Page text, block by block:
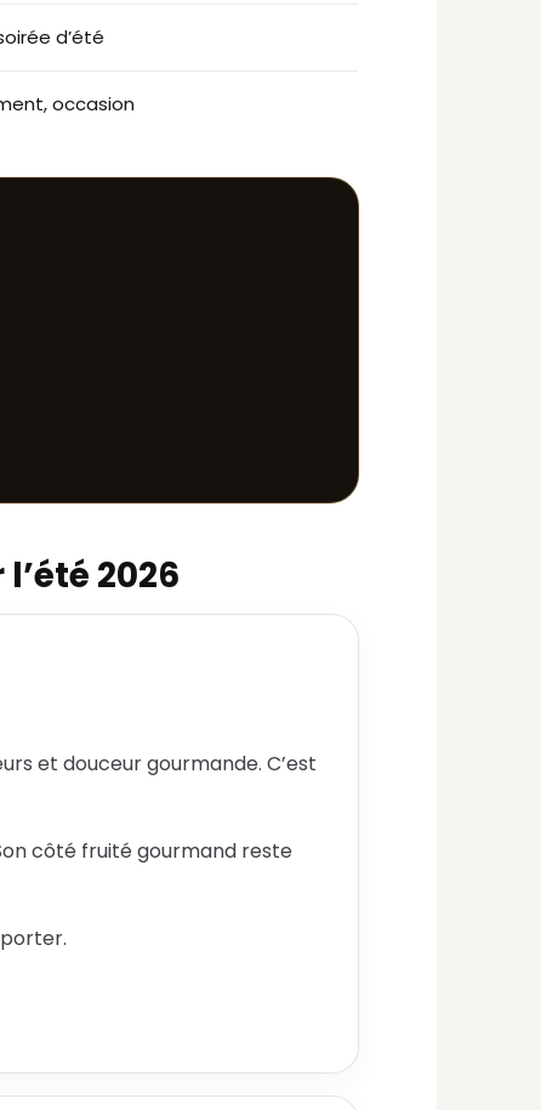
d’été
occasion
2026
et douceur gourmande. C’est
côté fruité gourmand reste